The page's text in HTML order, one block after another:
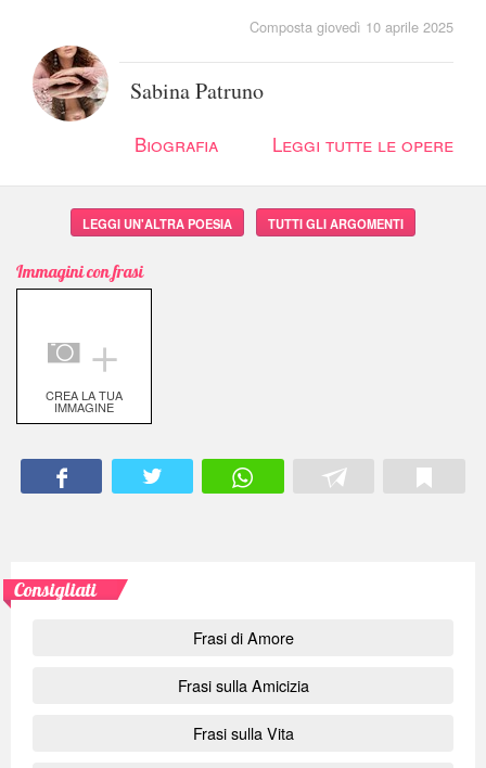
Composta giovedì 10 aprile 2025
Sabina Patruno
Biografia Leggi tutte le opere
LEGGI UN'ALTRA POESIA TUTTI GLI ARGOMENTI
Immagini con frasi
＋
CREA LA TUA
IMMAGINE
Consigliati
Frasi di Amore
Frasi sulla Amicizia
Frasi sulla Vita